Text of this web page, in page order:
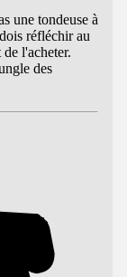
une tondeuse à
réfléchir au
l'acheter.
des